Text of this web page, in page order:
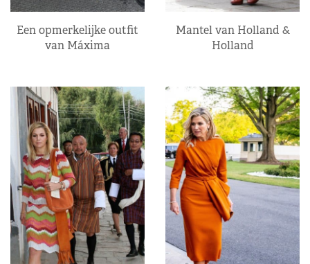
Een opmerkelijke outfit
van Máxima
Mantel van Holland &
Holland